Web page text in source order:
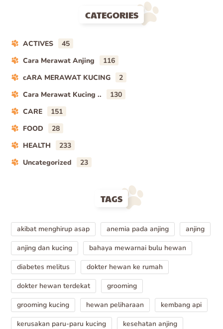
CATEGORIES
ACTIVES
45
Cara Merawat Anjing
116
cARA MERAWAT KUCING
2
Cara Merawat Kucing ..
130
CARE
151
FOOD
28
HEALTH
233
Uncategorized
23
TAGS
akibat menghirup asap anemia pada anjing
anjing
anjing dan kucing
bahaya mewarnai bulu hewan
diabetes melitus
dokter hewan ke rumah
dokter hewan terdekat
grooming
grooming kucing
hewan peliharaan
kembang api
kerusakan paru-paru kucing
kesehatan anjing